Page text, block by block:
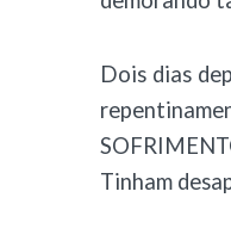
Dois dias
Tinham